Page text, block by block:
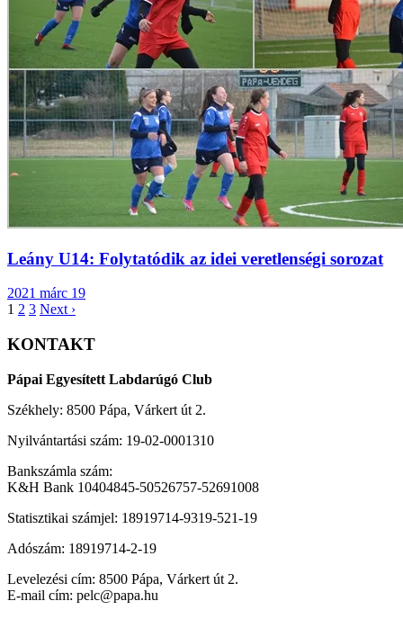
Leány U14: Folytatódik az idei veretlenségi sorozat
2021 márc 19
1 2 3 Next ›
KONTAKT
Pápai Egyesített Labdarúgó Club
Székhely: 8500 Pápa, Várkert út 2.
Nyilvántartási szám: 19-02-0001310
Bankszámla szám:
K&H Bank 10404845-50526757-52691008
Statisztikai számjel: 18919714-9319-521-19
Adószám: 18919714-2-19
Levelezési cím: 8500 Pápa, Várkert út 2.
E-mail cím: pelc@papa.hu